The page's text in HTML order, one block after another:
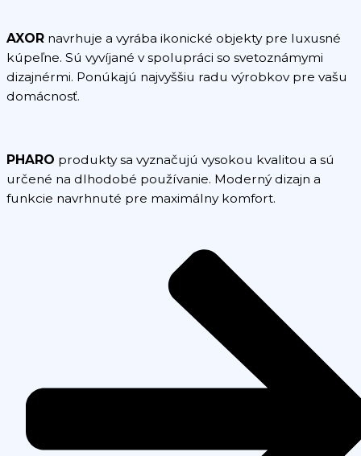
AXOR navrhuje a vyrába ikonické objekty pre luxusné
kúpeľne. Sú vyvíjané v spolupráci so svetoznámymi
dizajnérmi. Ponúkajú najvyššiu radu výrobkov pre vašu
domácnosť.
PHARO produkty sa vyznačujú vysokou kvalitou a sú
určené na dlhodobé používanie. Moderný dizajn a
funkcie navrhnuté pre maximálny komfort.